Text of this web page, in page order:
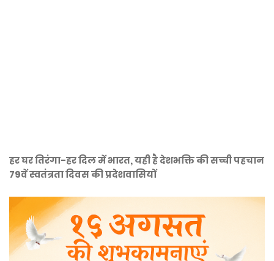
हर घर तिरंगा-हर दिल में भारत, यही है देशभक्ति की सच्ची पहचान
79वें स्वतंत्रता दिवस की प्रदेशवासियों